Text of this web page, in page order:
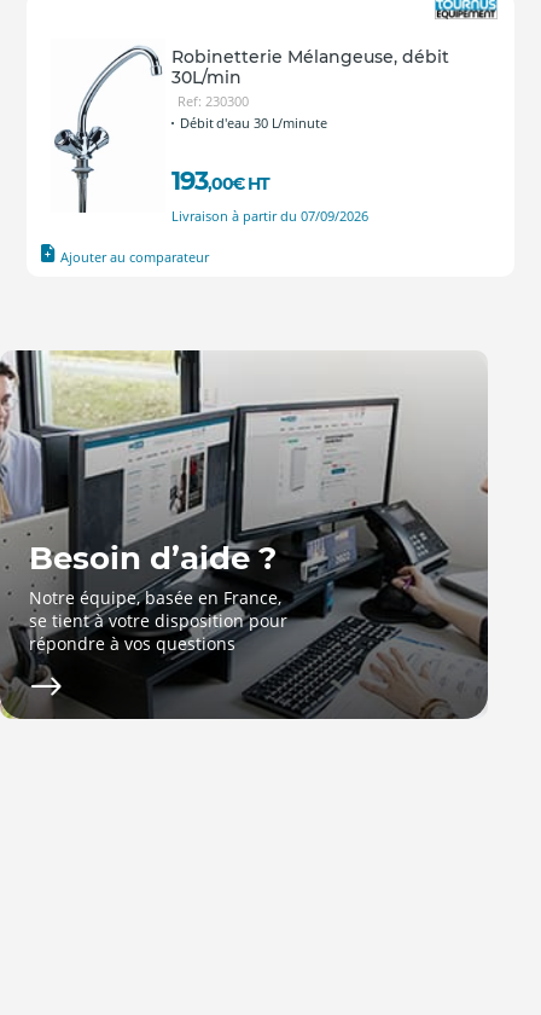
Robinetterie Mélangeuse, débit
30L/min
Ref: 230300
Débit d'eau 30 L/minute
193,00€ HT
Livraison à partir du 07/09/2026
Ajouter au comparateur
Besoin d’aide ?
Notre équipe, basée en France,
se tient à votre disposition pour
répondre à vos questions